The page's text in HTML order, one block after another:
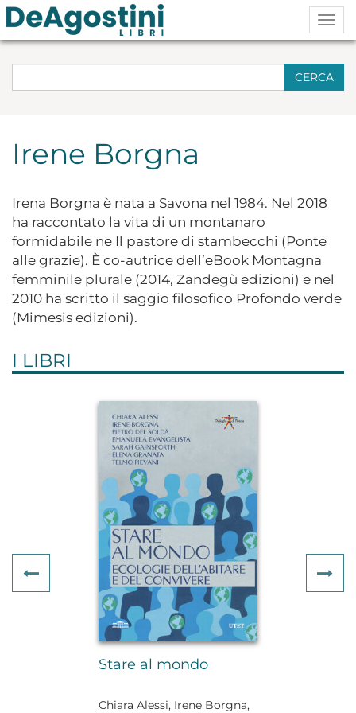
CERCA
Irene Borgna
Irena Borgna è nata a Savona nel 1984. Nel 2018
ha raccontato la vita di un montanaro
formidabile ne Il pastore di stambecchi (Ponte
alle grazie). È co-autrice dell’eBook Montagna
femminile plurale (2014, Zandegù edizioni) e nel
2010 ha scritto il saggio filosofico Profondo verde
(Mimesis edizioni).
I LIBRI
Stare al mondo
Chiara Alessi, Irene Borgna,
Previous